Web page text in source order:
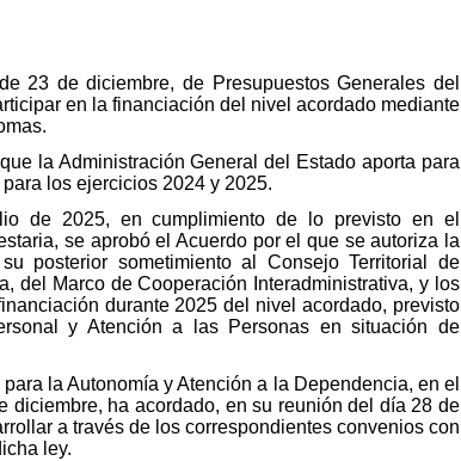
23 de diciembre, de Presupuestos Generales del
en la financiación del nivel acordado mediante
la Administración General del Estado aporta para
los ejercicios 2024 y 2025.
de 2025, en cumplimiento de lo previsto en el
se aprobó el Acuerdo por el que se autoriza la
posterior sometimiento al Consejo Territorial de
del Marco de Cooperación Interadministrativa, y los
durante 2025 del nivel acordado, previsto
y Atención a las Personas en situación de
la Autonomía y Atención a la Dependencia, en el
diciembre, ha acordado, en su reunión del día 28 de
a través de los correspondientes convenios con
ley.